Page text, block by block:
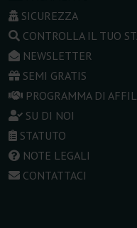
SICUREZZA
CONTROLLA IL TUO
NEWSLETTER
SEMI GRATIS
PROGRAMMA DI
SU DI NOI
STATUTO
NOTE LEGALI
CONTATTACI